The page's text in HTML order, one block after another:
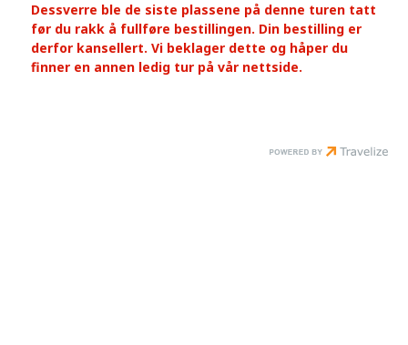
Dessverre ble de siste plassene på denne turen tatt
før du rakk å fullføre bestillingen. Din bestilling er
derfor kansellert. Vi beklager dette og håper du
finner en annen ledig tur på vår nettside.